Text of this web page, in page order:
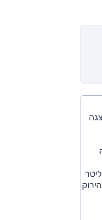
ה-5 המחודשת הוצגה
(כמו במאזדה 6 המעודכנת), אך הגרסה האוטומטית מצוידת במהדורה משופרת של מנוע ה-2.0 ליטר
בדירוג הירוק